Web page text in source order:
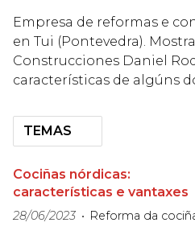
Empresa de reformas e
en Tui (Pontevedra).
Construcciones Daniel
características de algúns
TEMAS
Cociñas nórdicas:
características e vantaxes
28/06/2023 Reforma da